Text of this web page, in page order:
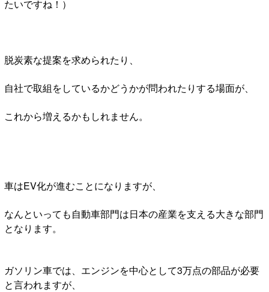
たいですね！）
脱炭素な提案を求められたり、
自社で取組をしているかどうかが問われたりする場面が、
これから増えるかもしれません。
車はEV化が進むことになりますが、
なんといっても自動車部門は日本の産業を支える大きな部門
となります。
ガソリン車では、エンジンを中心として3万点の部品が必要
と言われますが、